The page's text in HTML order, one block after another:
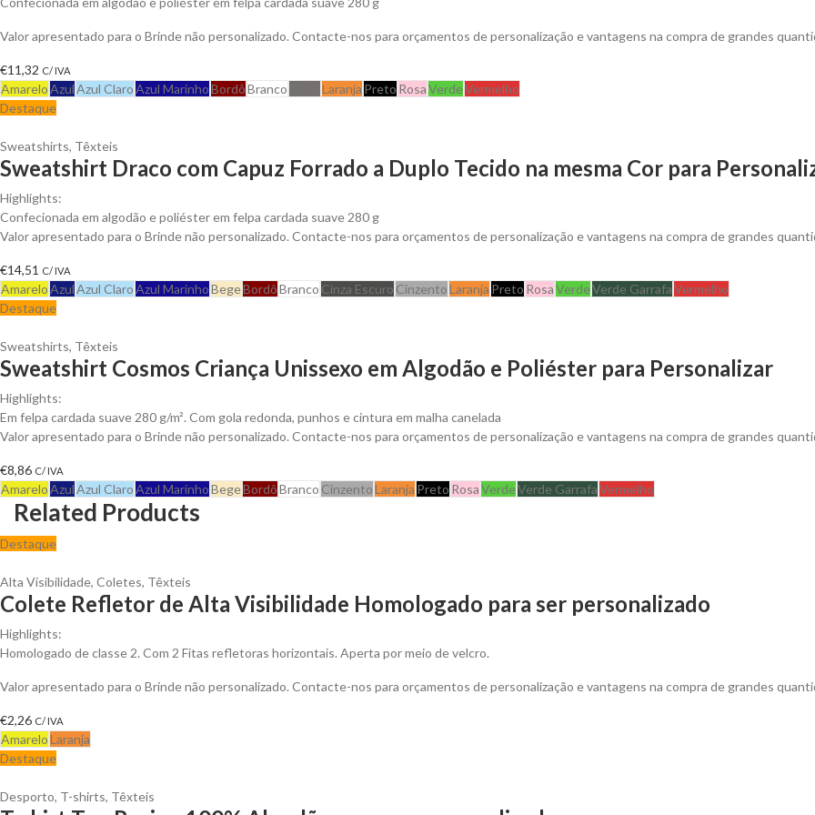
Valor apresentado para o Brinde não personalizado. Contacte-nos para orçamentos de personalização e vantagens na compra de grandes
€11,32 C/ IVA
AmareloAzulAzul ClaroAzul MarinhoBordôBranco Laranja Preto RosaVerdeVermelho
Destaque
Sweatshirts, Têxteis
Sweatshirt Draco com Capuz Forrado a Duplo Tecido na mesma Cor para
Highlights:
Confecionada em algodão e poliéster em felpa cardada suave 280 g
Valor apresentado para o Brinde não personalizado. Contacte-nos para orçamentos de personalização e vantagens na compra de grandes
€14,51 C/ IVA
AmareloAzulAzul ClaroAzul MarinhoBegeBordôBranco Cinza Escuro CinzentoLaranja Preto RosaVerdeVerde GarrafaVermelho
Destaque
Sweatshirts, Têxteis
Sweatshirt Cosmos Criança Unissexo em Algodão e Poliéster para Personalizar
Highlights:
Em felpa cardada suave 280 g/m². Com gola redonda, punhos e cintura em malha canelada
Valor apresentado para o Brinde não personalizado. Contacte-nos para orçamentos de personalização e vantagens na compra de grandes
€8,86 C/ IVA
AmareloAzulAzul ClaroAzul MarinhoBegeBordôBranco CinzentoLaranja Preto RosaVerdeVerde GarrafaVermelho
Related Products
Destaque
Alta Visibilidade, Coletes, Têxteis
Colete Refletor de Alta Visibilidade Homologado para ser personalizado
Highlights:
Homologado de classe 2. Com 2 Fitas refletoras horizontais. Aperta por meio de velcro.
Valor apresentado para o Brinde não personalizado. Contacte-nos para orçamentos de personalização e vantagens na compra de grandes
€2,26 C/ IVA
AmareloLaranja
Destaque
Desporto, T-shirts, Têxteis